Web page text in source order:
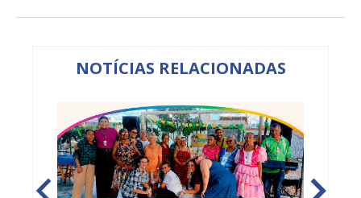
NOTÍCIAS RELACIONADAS